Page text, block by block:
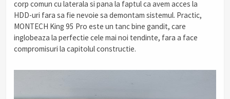
corp comun cu laterala si pana la faptul ca avem acces la
HDD-uri fara sa fie nevoie sa demontam sistemul. Practic,
MONTECH King 95 Pro este un tanc bine gandit, care
inglobeaza la perfectie cele mai noi tendinte, fara a face
compromisuri la capitolul constructie.